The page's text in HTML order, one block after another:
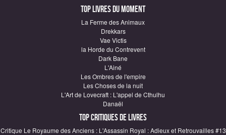
Top Livres du moment
La Ferme des Animaux
Drekkars
Vae Victis
la Horde du Contrevent
Dark Bane
L'Ainé
Les Ombres de l'empire
Les Choses de la nuit
L'Art de Lovecraft : L'appel de Cthulhu
Danaël
Top critiques de Livres
Critique Le Royaume des Anciens : L'Assassin Royal : Adieux et Retrouvailles #13